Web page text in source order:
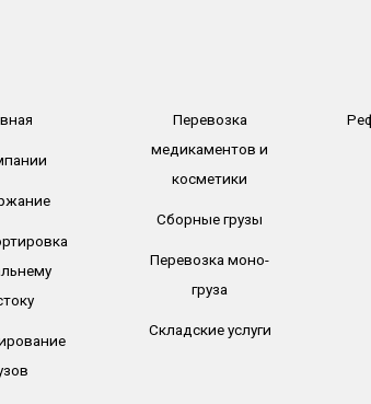
Перевозка
медикаментов и
косметики
Сборные грузы
Перевозка моно-
груза
Складские услуги